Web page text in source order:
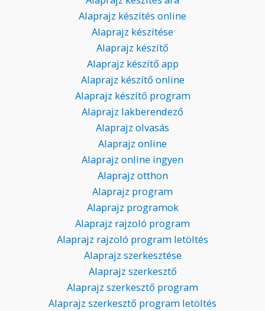
Alaprajz készítés online
Alaprajz készítése
Alaprajz készítő
Alaprajz készítő app
Alaprajz készítő online
Alaprajz készítő program
Alaprajz lakberendező
Alaprajz olvasás
Alaprajz online
Alaprajz online ingyen
Alaprajz otthon
Alaprajz program
Alaprajz programok
Alaprajz rajzoló program
Alaprajz rajzoló program letöltés
Alaprajz szerkesztése
Alaprajz szerkesztő
Alaprajz szerkesztő program
Alaprajz szerkesztő program letöltés